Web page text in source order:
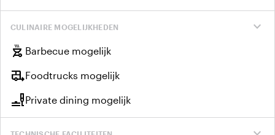
expand_more
CULINAIRE MOGELIJKHEDEN
outdoor_grill Barbecue mogelijk
rv_hookupFoodtrucks mogelijk
brunch_diningPrivate dining mogelijk